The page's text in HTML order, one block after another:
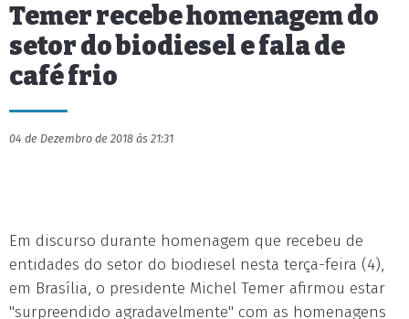
Temer recebe homenagem do
setor do biodiesel e fala de
café frio
04 de Dezembro de 2018 às 21:31
Em discurso durante homenagem que recebeu de
entidades do setor do biodiesel nesta terça-feira (4),
em Brasília, o presidente Michel Temer afirmou estar
"surpreendido agradavelmente" com as homenagens